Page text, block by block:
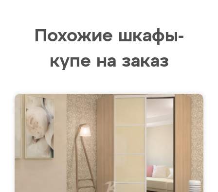
Похожие шкафы-
купе на заказ